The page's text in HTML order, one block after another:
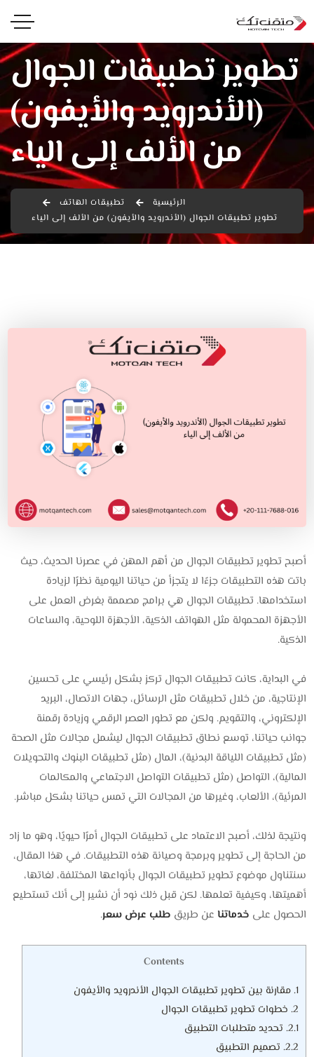
تطوير تطبيقات الجوال
(الأندرويد والأيفون)
من الألف إلى الياء
الرئيسية
تطبيقات الهاتف
تطوير تطبيقات الجوال (الأندرويد والأيفون) من الألف إلى الياء
أصبح تطوير تطبيقات الجوال من أهم المهن في عصرنا الحديث، حيث
باتت هذه التطبيقات جزءًا لا يتجزأ من حياتنا اليومية نظرًا لزيادة
استخدامها. تطبيقات الجوال هي برامج مصممة بغرض العمل على
الأجهزة المحمولة مثل الهواتف الذكية، الأجهزة اللوحية، والساعات
الذكية.
في البداية، كانت تطبيقات الجوال تركز بشكل رئيسي على تحسين
الإنتاجية، من خلال تطبيقات مثل الرسائل، جهات الاتصال، البريد
الإلكتروني، والتقويم. ولكن مع تطور العصر الرقمي وزيادة رقمنة
جوانب حياتنا، توسع نطاق تطبيقات الجوال ليشمل مجالات مثل الصحة
(مثل تطبيقات اللياقة البدنية)، المال (مثل تطبيقات البنوك والتحويلات
المالية)، التواصل (مثل تطبيقات التواصل الاجتماعي والمكالمات
المرئية)، الألعاب، وغيرها من المجالات التي تمس حياتنا بشكل مباشر.
ونتيجة لذلك، أصبح الاعتماد على تطبيقات الجوال أمرًا حيويًا، وهو ما زاد
من الحاجة إلى تطوير وبرمجة وصيانة هذه التطبيقات. في هذا المقال،
سنتناول موضوع تطوير تطبيقات الجوال بأنواعها المختلفة، لغاتها،
أهميتها، وكيفية تعلمها. لكن قبل ذلك نود أن نشير إلى أنك تستطيع
الحصول على خدماتنا عن طريق طلب عرض سعر.
Contents
1. مقارنة بين تطوير تطبيقات الجوال الأندرويد والأيفون
2. خطوات تطوير تطبيقات الجوال
2.1. تحديد متطلبات التطبيق
2.2. تصميم التطبيق